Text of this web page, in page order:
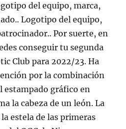
del equipo, marca,
Logotipo del equipo,
Por suerte, en
conseguir tu segunda
Club para 2022/23. Ha
por la combinación
estampado gráfico en
la cabeza de un león. La
estela de las primeras